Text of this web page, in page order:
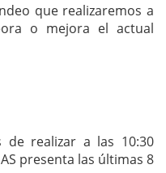
que realizaremos a
o mejora el actual
de realizar a las 10:30
presenta las últimas 8